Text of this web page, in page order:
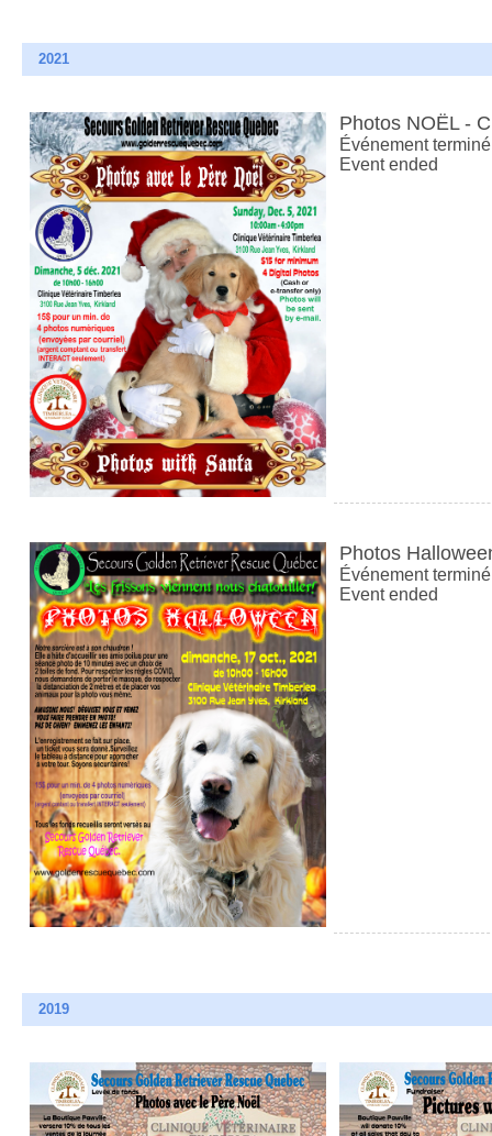
2021
Photos NOËL -
Événement terminé
Event ended
Photos
Événement terminé
Event ended
2019